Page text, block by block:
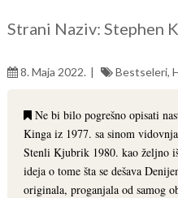
Strani Naziv: Stephen
8. Maja 2022. Bestseleri,
Ne bi bilo pogrešno opisati
Kinga iz 1977. sa sinom
Stenli Kjubrik 1980. kao željno
ideja o tome šta se dešava
originala, proganjala od samog